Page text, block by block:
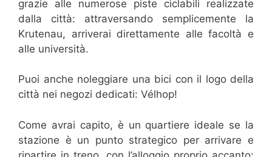
grazie alle numerose piste ciclabili realizzate
dalla città: attraversando semplicemente la
Krutenau, arriverai direttamente alle facoltà e
alle università.
Puoi anche noleggiare una bici con il logo della
città nei negozi dedicati: Vélhop!
Come avrai capito, è un quartiere ideale se la
stazione è un punto strategico per arrivare e